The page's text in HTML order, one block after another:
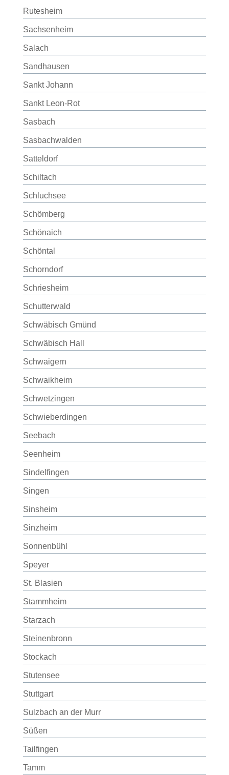
Rutesheim
Sachsenheim
Salach
Sandhausen
Sankt Johann
Sankt Leon-Rot
Sasbach
Sasbachwalden
Satteldorf
Schiltach
Schluchsee
Schömberg
Schönaich
Schöntal
Schorndorf
Schriesheim
Schutterwald
Schwäbisch Gmünd
Schwäbisch Hall
Schwaigern
Schwaikheim
Schwetzingen
Schwieberdingen
Seebach
Seenheim
Sindelfingen
Singen
Sinsheim
Sinzheim
Sonnenbühl
Speyer
St. Blasien
Stammheim
Starzach
Steinenbronn
Stockach
Stutensee
Stuttgart
Sulzbach an der Murr
Süßen
Tailfingen
Tamm